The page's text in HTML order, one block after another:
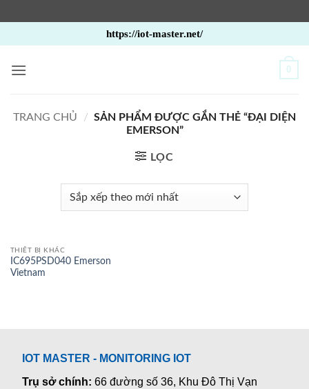
qua
nội
https://iot-master.net/
0
TRANG CHỦ / SẢN PHẨM ĐƯỢC GẮN THẺ “ĐẠI DIỆN
EMERSON”
LỌC
THIẾT BỊ KHÁC
IC695PSD040 Emerson
Vietnam
IOT MASTER - MONITORING IOT
Trụ sở chính:66 đường số 36, Khu Đô Thị Vạn